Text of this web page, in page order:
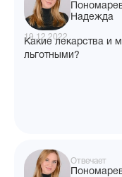
Надежда
19.12.2022
Какие лекарства и
льготными?
Отвечает